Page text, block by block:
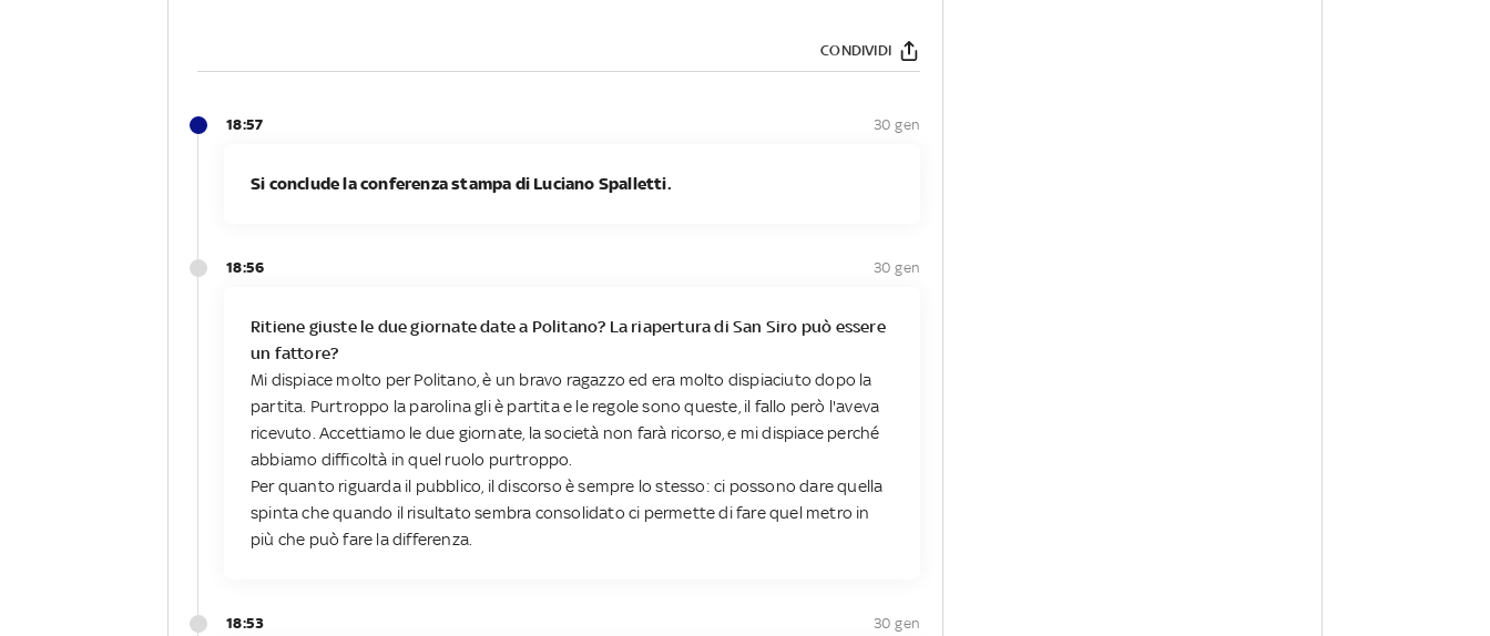
CONDIVIDI
18:57 30 gen
Si conclude la conferenza stampa di Luciano Spalletti.
18:56 30 gen
Ritiene giuste le due giornate date a Politano? La riapertura di San Siro può essere
un fattore?
Mi dispiace molto per Politano, è un bravo ragazzo ed era molto dispiaciuto dopo la
partita. Purtroppo la parolina gli è partita e le regole sono queste, il fallo però l'aveva
ricevuto. Accettiamo le due giornate, la società non farà ricorso, e mi dispiace perché
abbiamo difficoltà in quel ruolo purtroppo.
Per quanto riguarda il pubblico, il discorso è sempre lo stesso: ci possono dare quella
spinta che quando il risultato sembra consolidato ci permette di fare quel metro in
più che può fare la differenza.
18:53 30 gen